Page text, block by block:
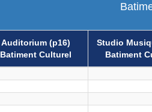
Auditorium (p16)
Batiment Culturel
Studio
Batiment